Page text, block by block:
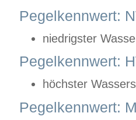
Pegelkennwert:
niedrigster
Pegelkennwert:
höchster
Pegelkennwert: